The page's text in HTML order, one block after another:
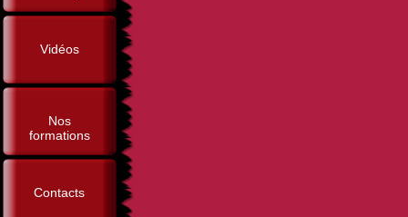
Vidéos
Nos
formations
Contacts